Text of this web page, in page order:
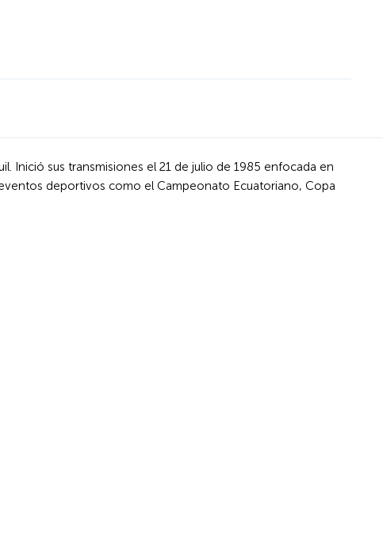
Inició sus transmisiones el 21 de julio de 1985 enfocada en
deportivos como el Campeonato Ecuatoriano, Copa